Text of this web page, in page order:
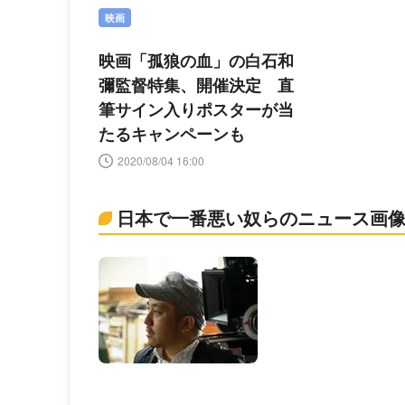
映画
映画「孤狼の血」の白石和
彌監督特集、開催決定 直
筆サイン入りポスターが当
たるキャンペーンも
2020/08/04 16:00
日本で一番悪い奴らのニュース画像